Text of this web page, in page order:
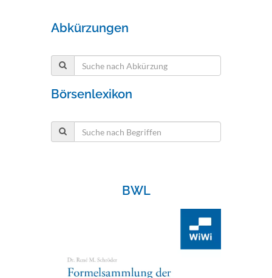
Abkürzungen
Börsenlexikon
BWL